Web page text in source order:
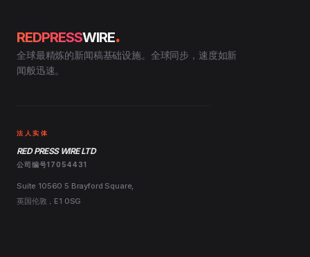
REDPRESSWIRE.
全球最精炼的新闻稿基础设施。全球同步，速度如新
闻般迅速。
法人实体
RED PRESS WIRE LTD
公司编号17054431
Suite 10560 5 Brayford Square,
英国伦敦，E1 0SG